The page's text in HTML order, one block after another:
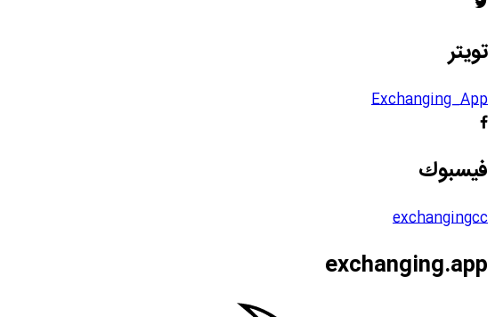
تويتر
Exchanging_App
فيسبوك
exchangingcc
exchanging.app